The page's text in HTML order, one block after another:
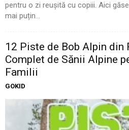
pentru o zi reușită cu copiii. Aici
mai puțin...
12 Piste de Bob Alpin din
Complet de Sănii Alpine
Familii
GOKID